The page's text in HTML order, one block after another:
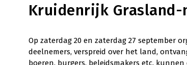
Kruidenrijk Grasland-
Op zaterdag 20 en zaterdag 27 september
deelnemers, verspreid over het land,
boeren, burgers, beleidsmakers etc.